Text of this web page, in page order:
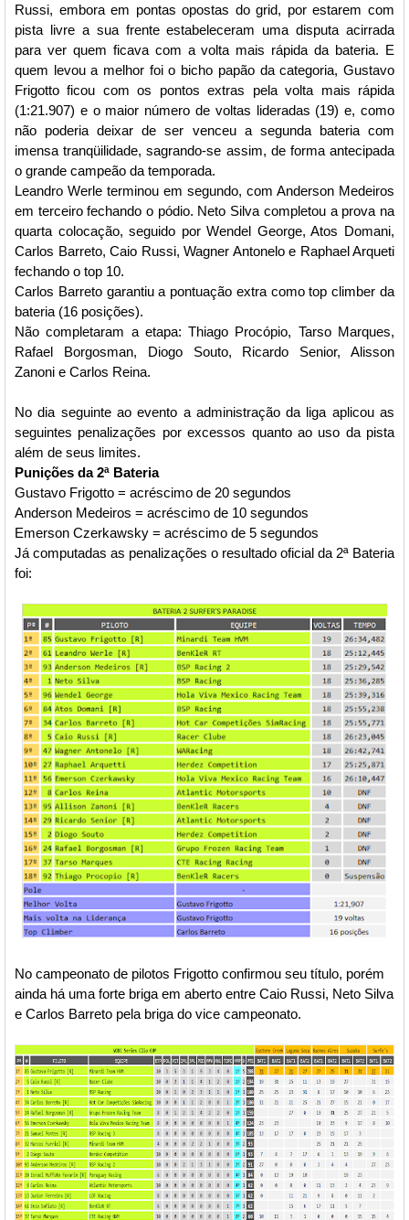
Russi, embora em pontas opostas do grid, por estarem com
pista livre a sua frente estabeleceram uma disputa acirrada
para ver quem ficava com a volta mais rápida da bateria. E
quem levou a melhor foi o bicho papão da categoria, Gustavo
Frigotto ficou com os pontos extras pela volta mais rápida
(1:21.907) e o maior número de voltas lideradas (19) e, como
não poderia deixar de ser venceu a segunda bateria com
imensa tranqüilidade, sagrando-se assim, de forma antecipada
o grande campeão da temporada.
Leandro Werle terminou em segundo, com Anderson Medeiros
em terceiro fechando o pódio. Neto Silva completou a prova na
quarta colocação, seguido por Wendel George, Atos Domani,
Carlos Barreto, Caio Russi, Wagner Antonelo e Raphael Arqueti
fechando o top 10.
Carlos Barreto garantiu a pontuação extra como top climber da
bateria (16 posições).
Não completaram a etapa: Thiago Procópio, Tarso Marques,
Rafael Borgosman, Diogo Souto, Ricardo Senior, Alisson
Zanoni e Carlos Reina.
No dia seguinte ao evento a administração da liga aplicou as
seguintes penalizações por excessos quanto ao uso da pista
além de seus limites.
Punições da 2ª Bateria
Gustavo Frigotto = acréscimo de 20 segundos
Anderson Medeiros = acréscimo de 10 segundos
Emerson Czerkawsky = acréscimo de 5 segundos
Já computadas as penalizações o resultado oficial da 2ª Bateria
foi:
No campeonato de pilotos Frigotto confirmou seu título, porém
ainda há uma forte briga em aberto entre Caio Russi, Neto Silva
e Carlos Barreto pela briga do vice campeonato.